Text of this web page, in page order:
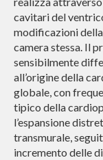
cavitari del
modificazioni
camera stessa. Il
sensibilmente
all’origine della
globale, con
tipico della
l’espansione
transmurale,
incremento delle